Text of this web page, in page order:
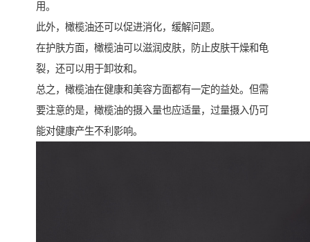
用。
此外，橄榄油还可以促进消化，缓解问题。
在护肤方面，橄榄油可以滋润皮肤，防止皮肤干燥和龟
裂，还可以用于卸妆和。
总之，橄榄油在健康和美容方面都有一定的益处。但需
要注意的是，橄榄油的摄入量也应适量，过量摄入仍可
能对健康产生不利影响。